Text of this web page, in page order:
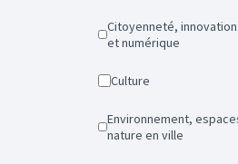
Citoyenneté, innovation sociale
et numérique
Culture
Environnement, espaces verts,
nature en ville